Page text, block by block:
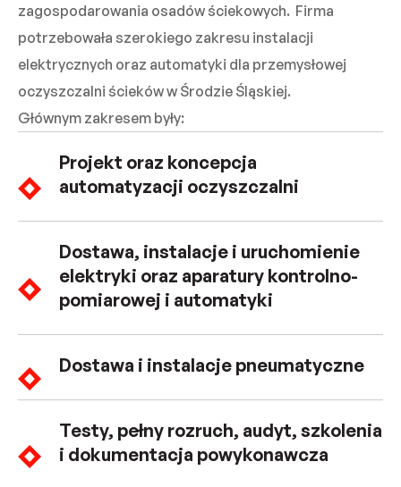
zagospodarowania osadów ściekowych. Firma
potrzebowała szerokiego zakresu instalacji
elektrycznych oraz automatyki dla przemysłowej
oczyszczalni ścieków w Środzie Śląskiej.
Głównym zakresem były:
Projekt oraz koncepcja
automatyzacji oczyszczalni
Dostawa, instalacje i uruchomienie
elektryki oraz aparatury kontrolno-
pomiarowej i automatyki
Dostawa i instalacje pneumatyczne
Testy, pełny rozruch, audyt, szkolenia
i dokumentacja powykonawcza